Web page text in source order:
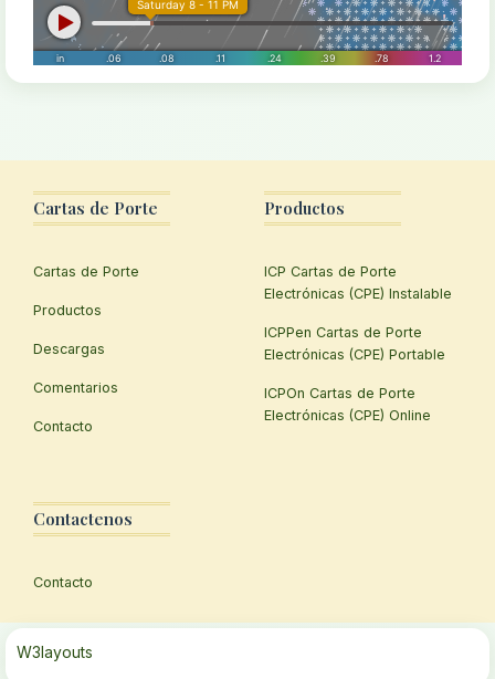
Cartas de Porte
Cartas de Porte
Productos
Descargas
Comentarios
Contacto
Productos
ICP Cartas de Porte
Electrónicas (CPE) Instalable
ICPPen Cartas de Porte
Electrónicas (CPE) Portable
ICPOn Cartas de Porte
Electrónicas (CPE) Online
Contactenos
Contacto
W3layouts